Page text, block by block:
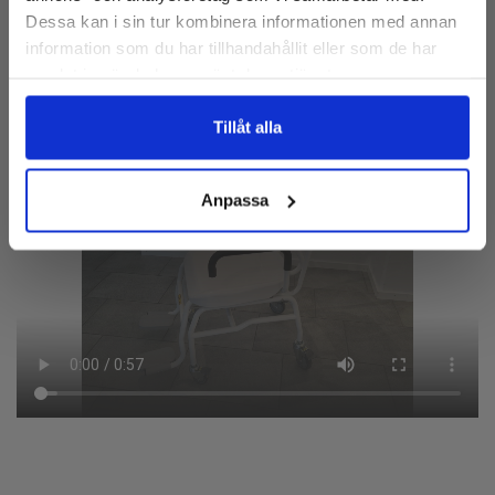
Dessa kan i sin tur kombinera informationen med annan
information som du har tillhandahållit eller som de har
Tillåt alla
Anpassa
Kapacitet: 250kg/100g
Strömadapter
Stor upplyst LCD display med 26mm stora siffror.
Vågen levereras verifierad enligt Klass III, godkänd för medicinskt
Broschyr
Nej, tack